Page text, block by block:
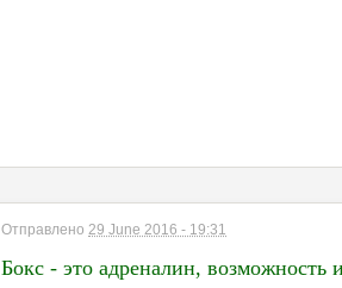
Отправлено 29 June 2016 - 19:31
Бокс - это адреналин, возможность